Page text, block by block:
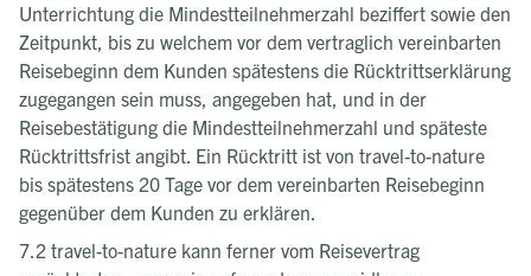
Unterrichtung die Mindestteilnehmerzahl beziffert sowie den
Zeitpunkt, bis zu welchem vor dem vertraglich vereinbarten
Reisebeginn dem Kunden spätestens die Rücktrittserklärung
zugegangen sein muss, angegeben hat, und in der
Reisebestätigung die Mindestteilnehmerzahl und späteste
Rücktrittsfrist angibt. Ein Rücktritt ist von travel-to-nature
bis spätestens 20 Tage vor dem vereinbarten Reisebeginn
gegenüber dem Kunden zu erklären.
7.2 travel-to-nature kann ferner vom Reisevertrag